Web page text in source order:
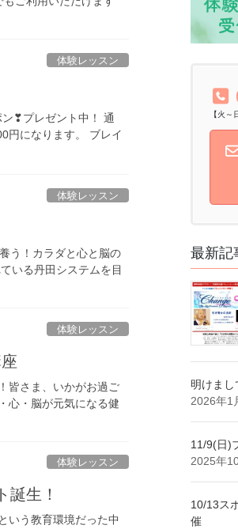
体験レッスン
❣プレゼント中！ 通
円になります。 ブレイ
体験レッスン
う！カラダと心と脳の
いる丹田システムを目
体験レッスン
皆さま、いかがお過ご
心・脳が元気になる健
体験レッスン
誕生！
いう教育環境だった中
【火
最新記
明けまし
2026年1
11/9(日)
2025年
10/13ス
催